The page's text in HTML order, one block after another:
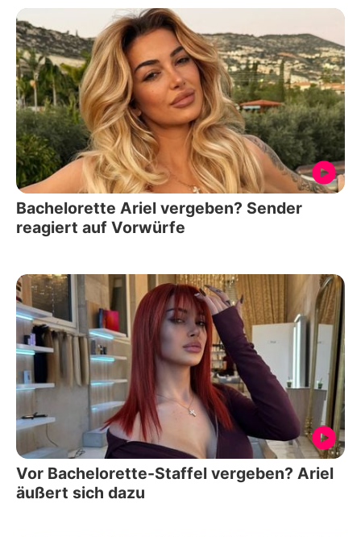
Bachelorette Ariel vergeben? Sender
reagiert auf Vorwürfe
Vor Bachelorette-Staffel vergeben? Ariel
äußert sich dazu